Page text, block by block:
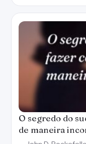
O segredo do
de maneira